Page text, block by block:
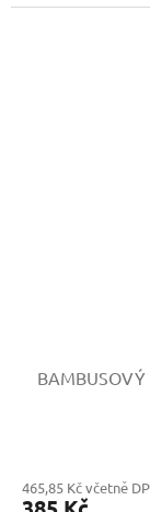
465,85 Kč včetně